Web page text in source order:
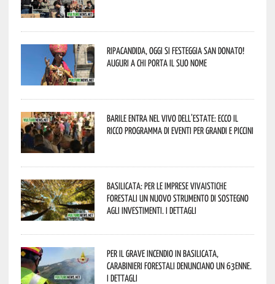
Ripacandida, oggi si festeggia San Donato!
Auguri a chi porta il suo nome
Barile entra nel vivo dell’estate: ecco il
ricco programma di eventi per grandi e piccini
Basilicata: per le imprese vivaistiche
forestali un nuovo strumento di sostegno
agli investimenti. I dettagli
Per il grave incendio in Basilicata,
Carabinieri forestali denunciano un 63enne.
I dettagli